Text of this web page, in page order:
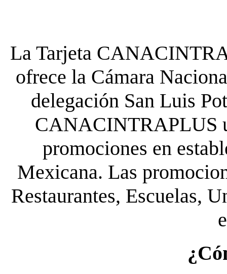
La Tarjeta
ofrece la Cámara
delegación San Luis
CANACINTRAPLUS
promociones en
Mexicana. Las
Restaurantes, Escuelas,